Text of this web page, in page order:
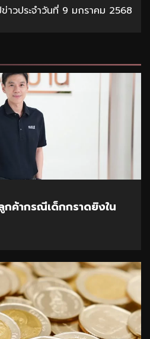
าวประจำวันที่ 9 มกราคม 2568
ค้ากรณีเด็กกราดยิงใน